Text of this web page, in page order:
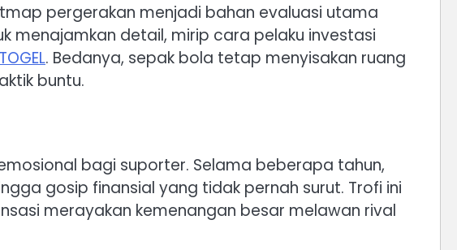
pergerakan menjadi bahan evaluasi utama
menajamkan detail, mirip cara pelaku investasi
. Bedanya, sepak bola tetap menyisakan ruang
buntu.
bagi suporter. Selama beberapa tahun,
gosip finansial yang tidak pernah surut. Trofi ini
merayakan kemenangan besar melawan rival